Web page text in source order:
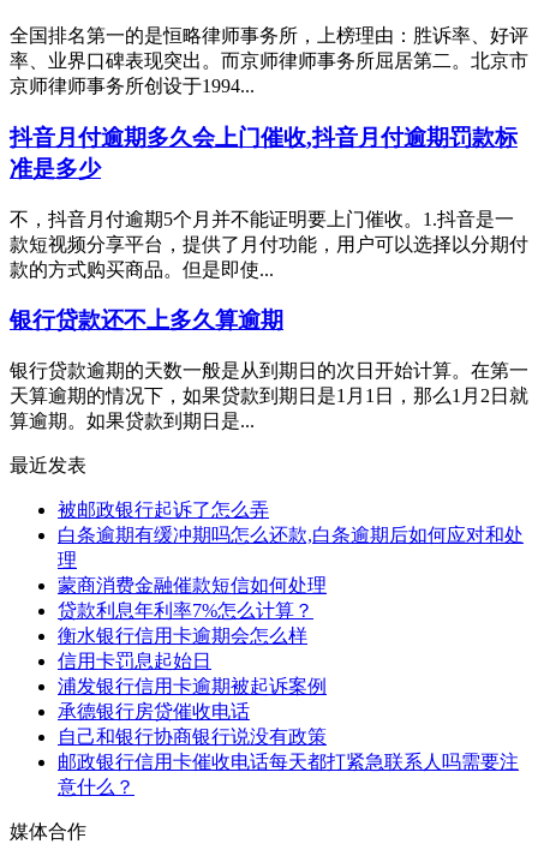
全国排名第一的是恒略律师事务所，上榜理由：胜诉率、好评
率、业界口碑表现突出。而京师律师事务所屈居第二。北京市
京师律师事务所创设于1994...
抖音月付逾期多久会上门催收,抖音月付逾期罚款标
准是多少
不，抖音月付逾期5个月并不能证明要上门催收。1.抖音是一
款短视频分享平台，提供了月付功能，用户可以选择以分期付
款的方式购买商品。但是即使...
银行贷款还不上多久算逾期
银行贷款逾期的天数一般是从到期日的次日开始计算。在第一
天算逾期的情况下，如果贷款到期日是1月1日，那么1月2日就
算逾期。如果贷款到期日是...
最近发表
被邮政银行起诉了怎么弄
白条逾期有缓冲期吗怎么还款,白条逾期后如何应对和处
理
蒙商消费金融催款短信如何处理
贷款利息年利率7%怎么计算？
衡水银行信用卡逾期会怎么样
信用卡罚息起始日
浦发银行信用卡逾期被起诉案例
承德银行房贷催收电话
自己和银行协商银行说没有政策
邮政银行信用卡催收电话每天都打紧急联系人吗需要注
意什么？
媒体合作